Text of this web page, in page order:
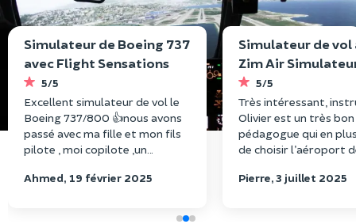
Simulateur de Boeing 737
avec Flight Sensations
5/5
Excellent simulateur de vol le
Boeing 737/800 👍nous avons
passé avec ma fille et mon fils
pilote , moi copilote ,un
génial 👍 je recommande ♥️🙏
Ahmed, 19 février 2025
Simulateur de vol
Zim Air
5/5
Très intéressant,
Olivier est un très bon
pédagogue qui en
de choisir l’aéroport
Mon petit fils est ravi
Pierre, 3 juillet 2025